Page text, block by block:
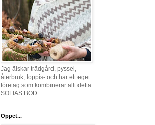
Jag älskar trädgård, pyssel,
återbruk, loppis- och har ett eget
företag som kombinerar allt detta :
SOFIAS BOD
Öppet...